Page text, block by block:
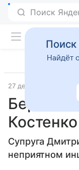
Поиск
27 декабря 2019
Супруга
неприятном
Поиск
Найдёт